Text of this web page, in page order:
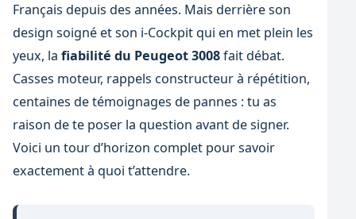
Français depuis des années. Mais derrière son
design soigné et son i-Cockpit qui en met plein les
yeux, la fiabilité du Peugeot 3008fait débat.
Casses moteur, rappels constructeur à répétition,
centaines de témoignages de pannes : tu as
raison de te poser la question avant de signer.
Voici un tour d’horizon complet pour savoir
exactement à quoi t’attendre.